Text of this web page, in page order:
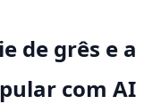
de grês e a
com AI